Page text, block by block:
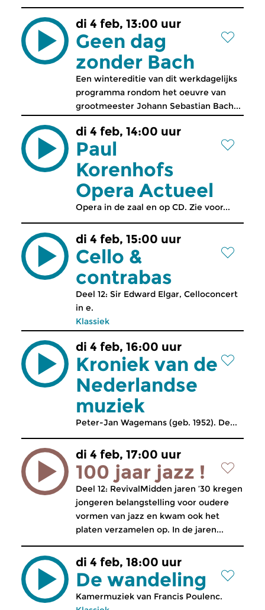
di 4 feb, 13:00 uur
Geen dag
zonder Bach
Een wintereditie van dit werkdagelijks
programma rondom het oeuvre van
grootmeester Johann Sebastian Bach...
di 4 feb, 14:00 uur
Paul
Korenhofs
Opera Actueel
Opera in de zaal en op CD. Zie voor...
di 4 feb, 15:00 uur
Cello &
contrabas
Deel 12: Sir Edward Elgar, Celloconcert
in e.
Klassiek
di 4 feb, 16:00 uur
Kroniek van de
Nederlandse
muziek
Peter-Jan Wagemans (geb. 1952). De...
di 4 feb, 17:00 uur
100 jaar jazz !
Deel 12: RevivalMidden jaren ’30 kregen
jongeren belangstelling voor oudere
vormen van jazz en kwam ook het
platen verzamelen op. In de jaren...
di 4 feb, 18:00 uur
De wandeling
Kamermuziek van Francis Poulenc.